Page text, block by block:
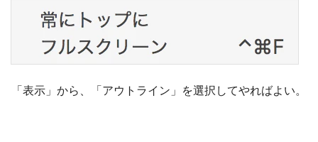
「表示」から、「アウトライン」を選択してやればよい。